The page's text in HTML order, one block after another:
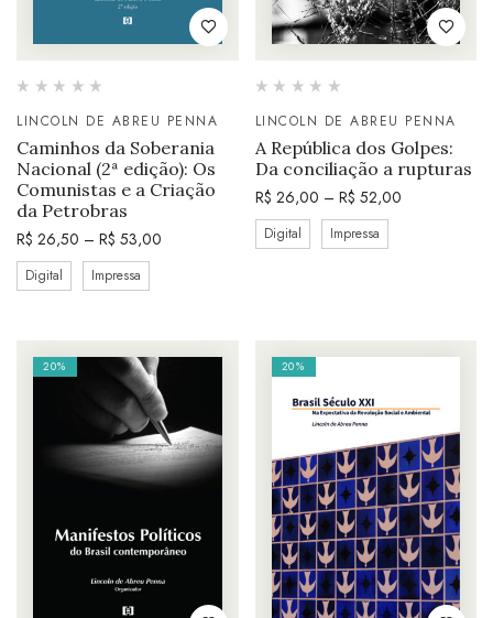
LINCOLN DE ABREU PENNA
Caminhos da Soberania
Nacional (2ª edição): Os
Comunistas e a Criação
da Petrobras
R$ 26,50 – R$ 53,00
Digital Impressa
LINCOLN DE ABREU PENNA
A República dos Golpes:
Da conciliação a rupturas
R$ 26,00 – R$ 52,00
Digital Impressa
20% 20%